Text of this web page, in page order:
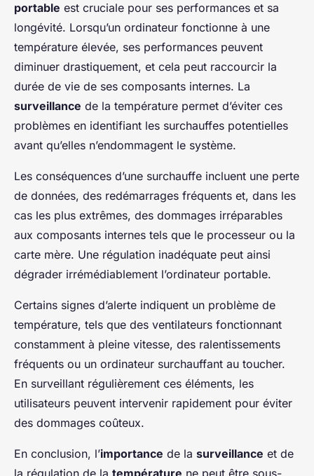
portable est cruciale pour ses performances et sa
longévité. Lorsqu’un ordinateur fonctionne à une
température élevée, ses performances peuvent
diminuer drastiquement, et cela peut raccourcir la
durée de vie de ses composants internes. La
surveillance de la température permet d’éviter ces
problèmes en identifiant les surchauffes potentielles
avant qu’elles n’endommagent le système.
Les conséquences d’une surchauffe incluent une perte
de données, des redémarrages fréquents et, dans les
cas les plus extrêmes, des dommages irréparables
aux composants internes tels que le processeur ou la
carte mère. Une régulation inadéquate peut ainsi
dégrader irrémédiablement l’ordinateur portable.
Certains signes d’alerte indiquent un problème de
température, tels que des ventilateurs fonctionnant
constamment à pleine vitesse, des ralentissements
fréquents ou un ordinateur surchauffant au toucher.
En surveillant régulièrement ces éléments, les
utilisateurs peuvent intervenir rapidement pour éviter
des dommages coûteux.
En conclusion, l’importance de la surveillance et de